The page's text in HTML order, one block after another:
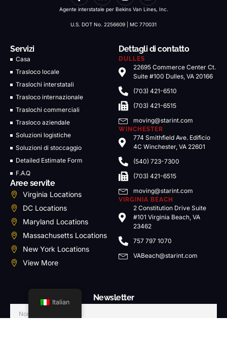
Agente interstatale per Bekins Van Lines, Inc.
U.S. DOT No. 2256609 | MC 770031
Servizi
Casa
Trasloco locale
Traslochi interstatali
Trasloco internazionale
Traslochi commerciali
Trasloco aziendale
Soluzioni logistiche
Soluzioni di stoccaggio
Detailed Estimate Form
F.A.Q
Aree servite
Virginia Locations
DC Locations
Maryland Locations
Massachusetts Locations
New York Locations
View More
Dettagli di contatto
DULLES
22695 Commerce Center Ct.
Suite #100 Dulles, VA 20166
(703) 421-6510
(703) 421-6515
moving@starint.com
WINCHESTER
774 Smithfield Ave. Edificio
4C Winchester, VA 22601
(540) 723-7300
(703) 421-6515
moving@starint.com
VIRGINIA BEACH
2 Constitution Drive Suite
#101 Virginia Beach, VA
23462
757 797 1070
VABeach@starint.com
Newsletter
Italian